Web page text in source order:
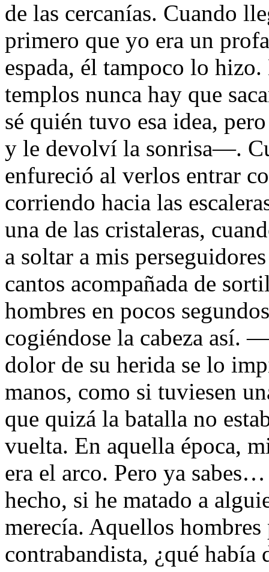
de las cercanías. Cuando
primero que yo era un
espada, él tampoco lo
templos nunca hay que
sé quién tuvo esa idea,
y le devolví la sonrisa—.
enfureció al verlos entrar
corriendo hacia las
una de las cristaleras,
a soltar a mis
cantos acompañada de
hombres en pocos
cogiéndose la cabeza así.
dolor de su herida se lo
manos, como si tuviesen
que quizá la batalla no
vuelta. En aquella época,
era el arco. Pero ya
hecho, si he matado a
merecía. Aquellos
contrabandista, ¿qué había